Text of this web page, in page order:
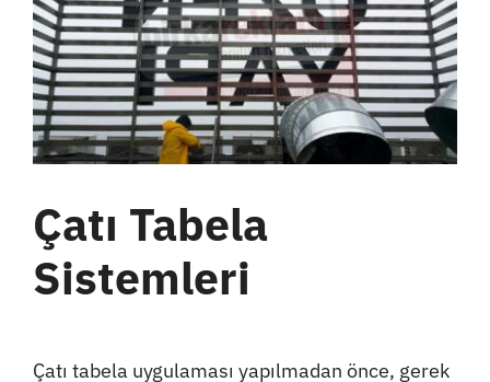
Çatı Tabela
Sistemleri
Çatı tabela uygulaması yapılmadan önce, gerek